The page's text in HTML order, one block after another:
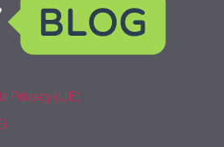
Privacy (UE)